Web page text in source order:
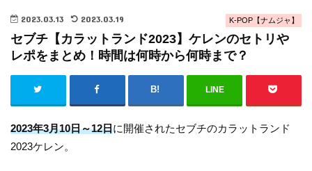
K-POP【ナムジャ】
2023.03.13 2023.03.19
セブチ【カラットランド2023】ケレンのセトリや
レポをまとめ！時間は何時から何時まで？
LINE
2023年3月10日～12日に開催されたセブチのカラットランド
2023ケレン。